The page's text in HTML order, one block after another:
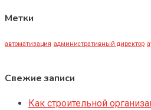
Метки
автоматизация административный директор
Свежие записи
Как строительной